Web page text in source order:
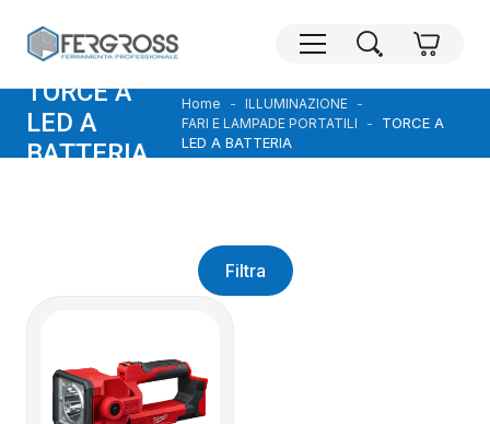
TORCE A
LED A
BATTERIA
Home
ILLUMINAZIONE
FARI E LAMPADE PORTATILI
TORCE A
LED A BATTERIA
Filtra